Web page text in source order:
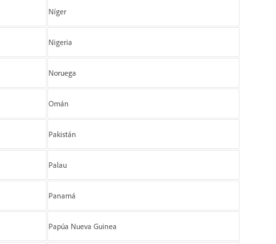
Níger
Nigeria
Noruega
Omán
Pakistán
Palau
Panamá
Papúa Nueva Guinea